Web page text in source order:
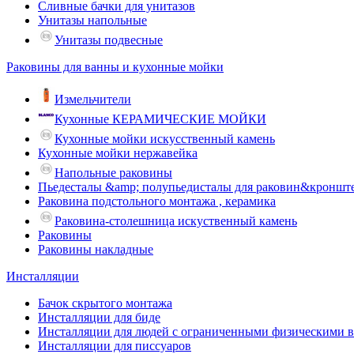
Сливные бачки для унитазов
Унитазы напольные
Унитазы подвесные
Раковины для ванны и кухонные мойки
Измельчители
Кухонные КЕРАМИЧЕСКИЕ МОЙКИ
Кухонные мойки искусственный камень
Кухонные мойки нержавейка
Напольные раковины
Пьедесталы &amp; полупьедисталы для
Раковина подстольного монтажа , керамика
Раковина-столешница искуственный камень
Раковины
Раковины накладные
Инсталляции
Бачок скрытого монтажа
Инсталляции для биде
Инсталляции для людей с ограниченными физическими
Инсталляции для писсуаров